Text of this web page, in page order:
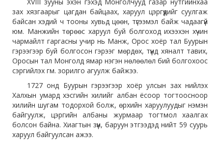
XVIII зууны эхэн гэхэд Монголчууд газар нутгийнхаа
зах хязгаарыг цагдан байцаах, харуул цэргүүдийг суулгаж
байсан хэдий ч тооны хувьд цөөн, түгээмэл байж чадаагүй
юм. Манжийн төрөөс харуул буй болгоход ихээхэн хүчин
чармайлт гаргасны учир нь Манж, Орос хоёр тал Буурын
гэрээгээр буй болгосон гэрээг мөрдөх, түүнд хяналт тавих,
Оросын тал Монголд ямар нэгэн нөлөөлөл бий болгохоос
сэргийлэх гм. зорилго агуулж байжээ.
1727 онд Буурын гэрээгээр хоёр улсын зах нийлэх
Халхын умард хэсгийн хилийг албан ёсоор тогтоосноор
хилийн шугам тодорхой болж, өрхийн харуулуудыг нэмэн
байгуулж, цэргийн албаны журмаар тогтмол хаалгах
болсон байна. Хиагтын зүүн, баруун этгээдэд нийт 59 суурь
харуул байгуулсан ажээ.